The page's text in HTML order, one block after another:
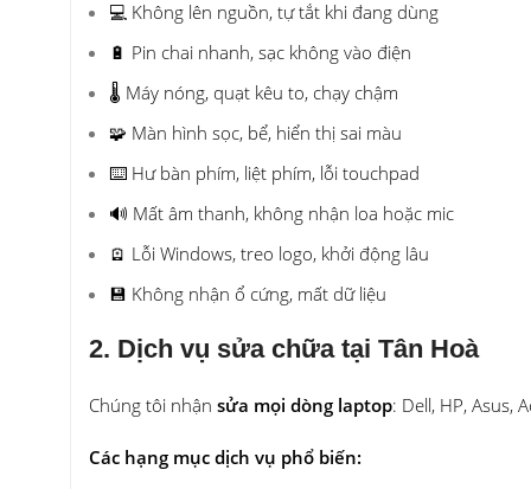
💻 Không lên nguồn, tự tắt khi đang dùng
🔋 Pin chai nhanh, sạc không vào điện
🌡 Máy nóng, quạt kêu to, chạy chậm
🧩 Màn hình sọc, bể, hiển thị sai màu
⌨️ Hư bàn phím, liệt phím, lỗi touchpad
🔊 Mất âm thanh, không nhận loa hoặc mic
🪫 Lỗi Windows, treo logo, khởi động lâu
💾 Không nhận ổ cứng, mất dữ liệu
2. Dịch vụ sửa chữa tại Tân Hoà
Chúng tôi nhận sửa mọi dòng laptop: Dell, HP, Asus,
Các hạng mục dịch vụ phổ biến: